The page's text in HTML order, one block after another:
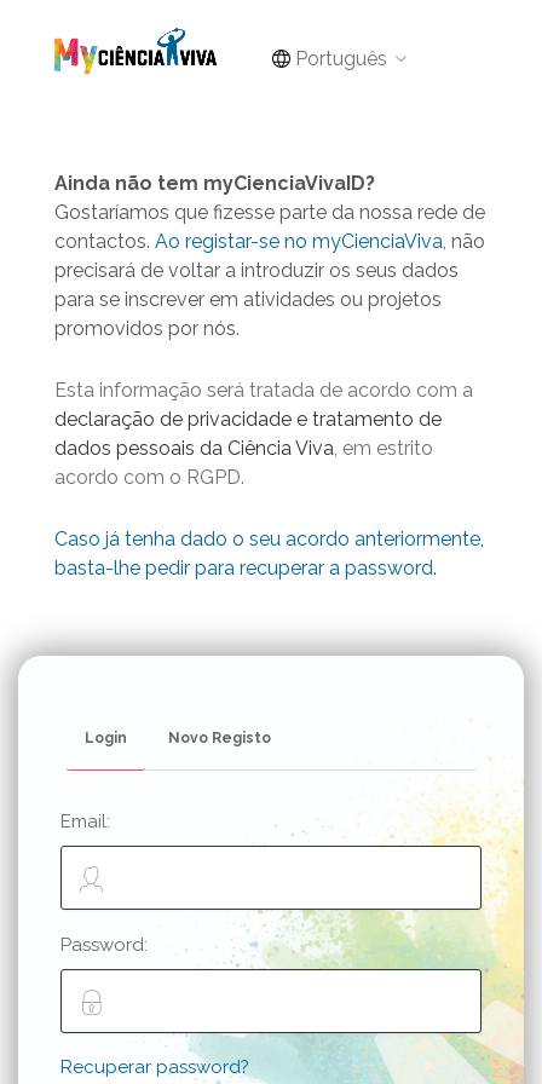
Português
Ainda não tem myCienciaVivaID?
Gostaríamos que fizesse parte da nossa rede de
contactos. Ao registar-se no myCienciaViva, não
precisará de voltar a introduzir os seus dados
para se inscrever em atividades ou projetos
promovidos por nós.
Esta informação será tratada de acordo com a
declaração de privacidade e tratamento de
dados pessoais da Ciência Viva, em estrito
acordo com o RGPD.
Caso já tenha dado o seu acordo anteriormente,
basta-lhe pedir para recuperar a password.
Login Novo Registo
Email:
Password:
Recuperar password?